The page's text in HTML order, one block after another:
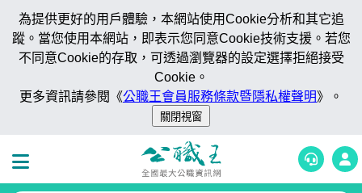
為提供更好的用戶體驗，本網站使用Cookie分析和其它追
蹤。當您使用本網站，即表示您同意Cookie技術支援。若您
不同意Cookie的存取，可透過瀏覽器的設定選擇拒絕接受
Cookie。
更多資訊請參閱《公職王會員服務條款暨隱私權聲明》。